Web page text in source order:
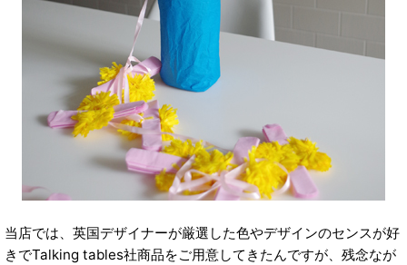
当店では、英国デザイナーが厳選した色やデザインのセンスが好
きでTalking tables社商品をご用意してきたんですが、残念なが